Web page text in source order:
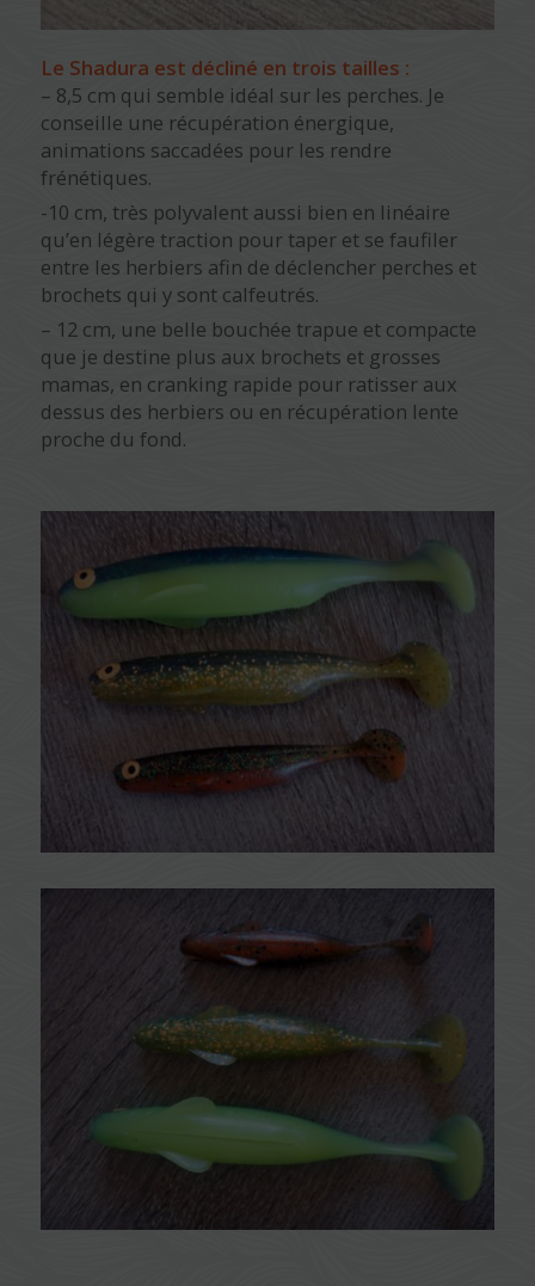
Le Shadura est décliné en trois tailles :
– 8,5 cm qui semble idéal sur les perches. Je
conseille une récupération énergique,
animations saccadées pour les rendre
frénétiques.
-10 cm, très polyvalent aussi bien en linéaire
qu’en légère traction pour taper et se faufiler
entre les herbiers afin de déclencher perches et
brochets qui y sont calfeutrés.
– 12 cm, une belle bouchée trapue et compacte
que je destine plus aux brochets et grosses
mamas, en cranking rapide pour ratisser aux
dessus des herbiers ou en récupération lente
proche du fond.